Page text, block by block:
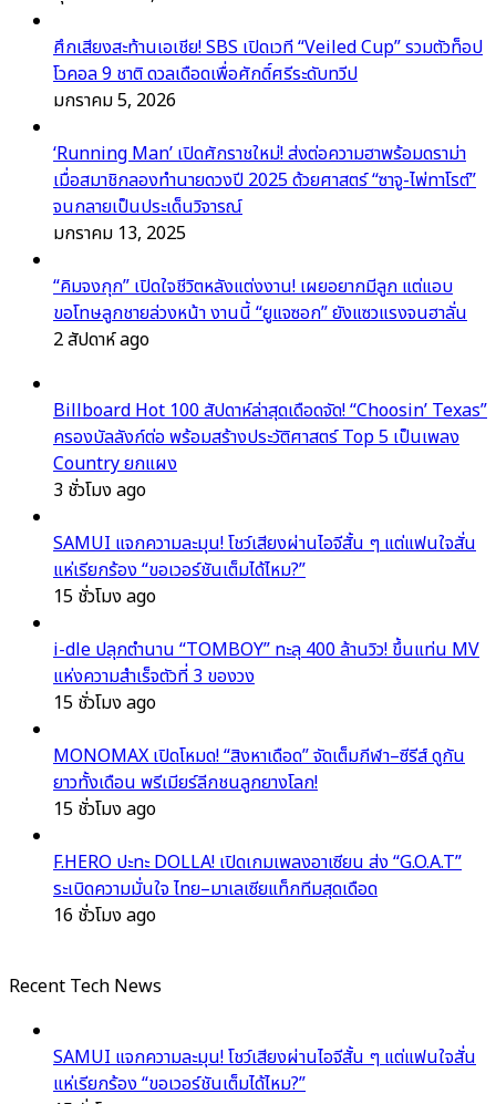
ศึกเสียงสะท้านเอเชีย! SBS เปิดเวที “Veiled Cup” รวมตัวท็อป
โวคอล 9 ชาติ ดวลเดือดเพื่อศักดิ์ศรีระดับทวีป
มกราคม 5, 2026
‘Running Man’ เปิดศักราชใหม่! ส่งต่อความฮาพร้อมดราม่า
เมื่อสมาชิกลองทำนายดวงปี 2025 ด้วยศาสตร์ “ซาจู-ไพ่ทาโรต์”
จนกลายเป็นประเด็นวิจารณ์
มกราคม 13, 2025
“คิมจงกุก” เปิดใจชีวิตหลังแต่งงาน! เผยอยากมีลูก แต่แอบ
ขอโทษลูกชายล่วงหน้า งานนี้ “ยูแจซอก” ยังแซวแรงจนฮาลั่น
2 สัปดาห์ ago
Billboard Hot 100 สัปดาห์ล่าสุดเดือดจัด! “Choosin’ Texas”
ครองบัลลังก์ต่อ พร้อมสร้างประวัติศาสตร์ Top 5 เป็นเพลง
Country ยกแผง
3 ชั่วโมง ago
SAMUI แจกความละมุน! โชว์เสียงผ่านไอจีสั้น ๆ แต่แฟนใจสั่น
แห่เรียกร้อง “ขอเวอร์ชันเต็มได้ไหม?”
15 ชั่วโมง ago
i-dle ปลุกตำนาน “TOMBOY” ทะลุ 400 ล้านวิว! ขึ้นแท่น MV
แห่งความสำเร็จตัวที่ 3 ของวง
15 ชั่วโมง ago
MONOMAX เปิดโหมด! “สิงหาเดือด” จัดเต็มกีฬา–ซีรีส์ ดูกัน
ยาวทั้งเดือน พรีเมียร์ลีกชนลูกยางโลก!
15 ชั่วโมง ago
F.HERO ปะทะ DOLLA! เปิดเกมเพลงอาเซียน ส่ง “G.O.A.T”
ระเบิดความมั่นใจ ไทย–มาเลเซียแท็กทีมสุดเดือด
16 ชั่วโมง ago
Recent Tech News
SAMUI แจกความละมุน! โชว์เสียงผ่านไอจีสั้น ๆ แต่แฟนใจสั่น
แห่เรียกร้อง “ขอเวอร์ชันเต็มได้ไหม?”